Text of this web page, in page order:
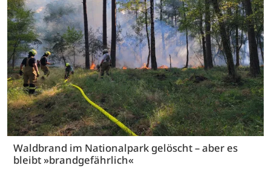
Waldbrand im Nationalpark gelöscht – aber es
bleibt »brandgefährlich«